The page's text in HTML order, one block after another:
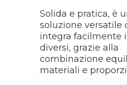
Solida e pratica, è
soluzione versatile
integra facilmente
diversi, grazie alla
combinazione
materiali e